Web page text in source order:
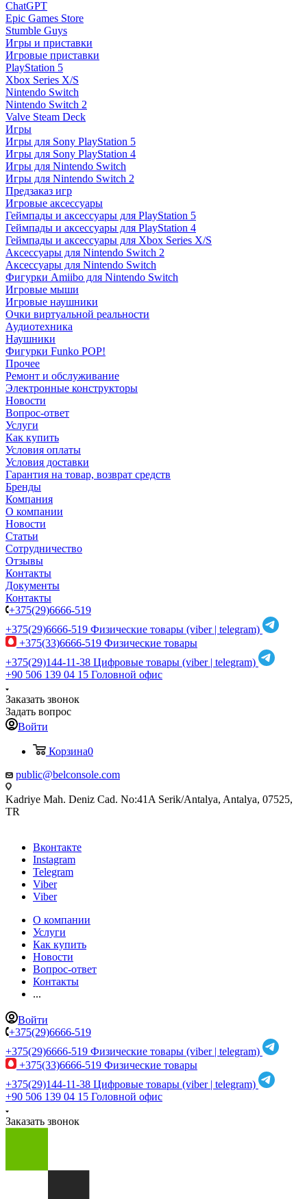
ChatGPT
Epic Games Store
Stumble Guys
Игры и приставки
Игровые приставки
PlayStation 5
Xbox Series X/S
Nintendo Switch
Nintendo Switch 2
Valve Steam Deck
Игры
Игры для Sony PlayStation 5
Игры для Sony PlayStation 4
Игры для Nintendo Switch
Игры для Nintendo Switch 2
Предзаказ игр
Игровые аксессуары
Геймпады и аксессуары для PlayStation 5
Геймпады и аксессуары для PlayStation 4
Геймпады и аксессуары для Xbox Series X/S
Аксессуары для Nintendo Switch 2
Аксессуары для Nintendo Switch
Фигурки Amiibo для Nintendo Switch
Игровые мыши
Игровые наушники
Очки виртуальной реальности
Аудиотехника
Наушники
Фигурки Funko POP!
Прочее
Ремонт и обслуживание
Электронные конструкторы
Новости
Вопрос-ответ
Услуги
Как купить
Условия оплаты
Условия доставки
Гарантия на товар, возврат средств
Бренды
Компания
О компании
Новости
Статьи
Сотрудничество
Отзывы
Контакты
Документы
Контакты
+375(29)6666-519
+375(29)6666-519 Физические товары (viber | telegram)
+375(33)6666-519 Физические товары
+375(29)144-11-38 Цифровые товары (viber | telegram)
+90 506 139 04 15 Головной офис
Заказать звонок
Задать вопрос
Войти
Корзина0
public@belconsole.com
Kadriye Mah. Deniz Cad. No:41A Serik/Antalya, Antalya, 07525,
TR
Вконтакте
Instagram
Telegram
Viber
Viber
О компании
Услуги
Как купить
Новости
Вопрос-ответ
Контакты
...
Войти
+375(29)6666-519
+375(29)6666-519 Физические товары (viber | telegram)
+375(33)6666-519 Физические товары
+375(29)144-11-38 Цифровые товары (viber | telegram)
+90 506 139 04 15 Головной офис
Заказать звонок